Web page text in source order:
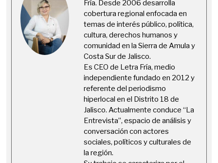
Fría. Desde 2006 desarrolla
cobertura regional enfocada en
temas de interés público, política,
cultura, derechos humanos y
comunidad en la Sierra de Amula y
Costa Sur de Jalisco.
Es CEO de Letra Fría, medio
independiente fundado en 2012 y
referente del periodismo
hiperlocal en el Distrito 18 de
Jalisco. Actualmente conduce “La
Entrevista”, espacio de análisis y
conversación con actores
sociales, políticos y culturales de
la región.